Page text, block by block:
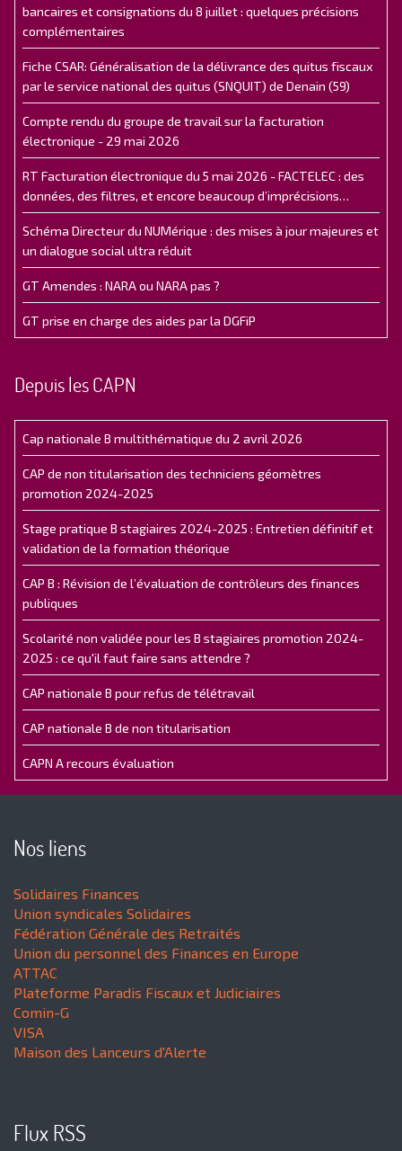
bancaires et consignations du 8 juillet : quelques précisions
complémentaires
Fiche CSAR: Généralisation de la délivrance des quitus fiscaux
par le service national des quitus (SNQUIT) de Denain (59)
Compte rendu du groupe de travail sur la facturation
électronique - 29 mai 2026
RT Facturation électronique du 5 mai 2026 - FACTELEC : des
données, des filtres, et encore beaucoup d’imprécisions…
Schéma Directeur du NUMérique : des mises à jour majeures et
un dialogue social ultra réduit
GT Amendes : NARA ou NARA pas ?
GT prise en charge des aides par la DGFiP
Depuis les CAPN
Cap nationale B multithématique du 2 avril 2026
CAP de non titularisation des techniciens géomètres
promotion 2024-2025
Stage pratique B stagiaires 2024-2025 : Entretien définitif et
validation de la formation théorique
CAP B : Révision de l’évaluation de contrôleurs des finances
publiques
Scolarité non validée pour les B stagiaires promotion 2024-
2025 : ce qu'il faut faire sans attendre ?
CAP nationale B pour refus de télétravail
CAP nationale B de non titularisation
CAPN A recours évaluation
Nos liens
Solidaires Finances
Union syndicales Solidaires
Fédération Générale des Retraités
Union du personnel des Finances en Europe
ATTAC
Plateforme Paradis Fiscaux et Judiciaires
Comin-G
VISA
Maison des Lanceurs d'Alerte
Flux RSS